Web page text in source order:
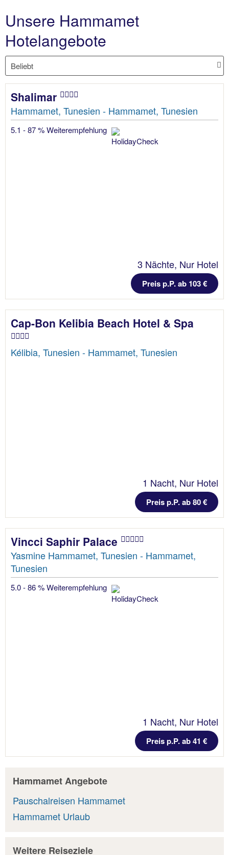
Unsere Hammamet
Hotelangebote
Shalimar
Hammamet, Tunesien - Hammamet, Tunesien
5.1 - 87 % Weiterempfehlung
3 Nächte, Nur Hotel
Preis p.P. ab 103 €
Cap-Bon Kelibia Beach Hotel & Spa
Kélibia, Tunesien - Hammamet, Tunesien
1 Nacht, Nur Hotel
Preis p.P. ab 80 €
Vincci Saphir Palace
Yasmine Hammamet, Tunesien - Hammamet,
Tunesien
5.0 - 86 % Weiterempfehlung
1 Nacht, Nur Hotel
Preis p.P. ab 41 €
Hammamet Angebote
Pauschalreisen Hammamet
Hammamet Urlaub
Weitere Reiseziele